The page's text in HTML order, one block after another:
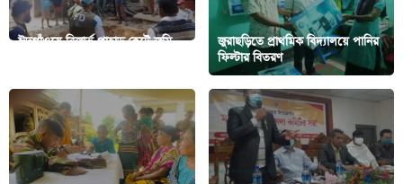
ঈদগাঁওয়ে রিজার্ভ পাহাড় কেটে জমি
জুরাছড়িতে প্রাথমিক বিদ্যালয়ে পানির
ফিল্টার বিতরণ